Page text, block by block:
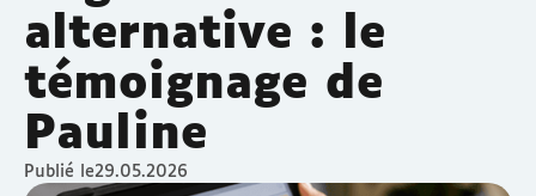
alternative : le
témoignage de
Pauline
Publié le29.05.2026